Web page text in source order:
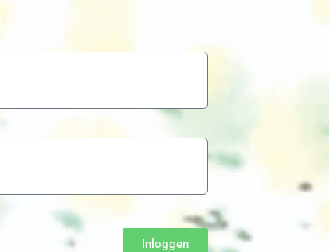
Inloggen